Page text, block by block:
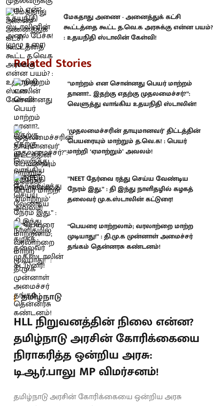
மேகதாது அணை - அனைத்துக் கட்சி
கூட்டத்தை கூட்ட த.வெ.க அரசுக்கு என்ன பயம்?
: உதயநிதி ஸ்டாலின் கேள்வி!
Related Stories
“மாற்றம் என சொன்னது பெயர் மாற்றம்
தானா?.. இதற்கு எதற்கு முதலமைச்சர்?”:
வெளுத்து வாங்கிய உதயநிதி ஸ்டாலின்!
‘முதலமைச்சரின் தாயுமானவர்’ திட்டத்தின்
பெயரையும் மாற்றும் த.வெ.க! : பெயர்
மாற்றி ‘ஏமாற்றும்’ அவலம்!
”NEET தேர்வை ரத்து செய்ய வேண்டிய
நேரம் இது.” : தி இந்து நாளிதழில் கழகத்
தலைவர் மு.க.ஸ்டாலின் கட்டுரை!
“பெயரை மாற்றலாம்; வரலாற்றை மாற்ற
முடியாது!” : தி.மு.க முன்னாள் அமைச்சர்
தங்கம் தென்னரசு கண்டனம்!
தமிழ்நாடு
HLL நிறுவனத்தின் நிலை என்ன?
தமிழ்நாடு அரசின் கோரிக்கையை
நிராகரித்த ஒன்றிய அரசு:
டி.ஆர்.பாலு MP விமர்சனம்!
தமிழ்நாடு அரசின் கோரிக்கையை ஒன்றிய அரசு